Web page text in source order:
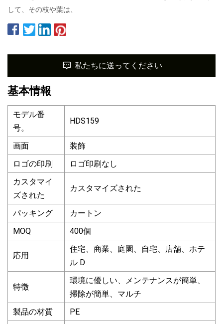
して、その枝や葉は、
私たちに送ってください
基本情報
モデル番
号。
HDS159
画面
装飾
ロゴの印刷
ロゴ印刷なし
カスタマイ
ズされた
カスタマイズされた
パッキング
カートン
MOQ
400個
応用
住宅、商業、庭園、自宅、店舗、ホテ
ル D
特徴
環境に優しい、メンテナンスが簡単、
掃除が簡単、マルチ
製品の材質
PE